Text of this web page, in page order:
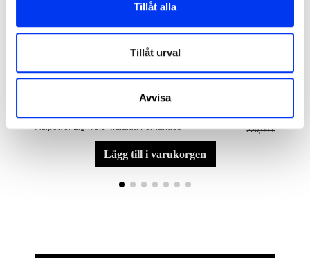
Tillåt alla
Tillåt urval
Avvisa
Padelracketar
Adipower Light 3.3 Mafalda Fernandes
121,00 €
220,00 €
lägg till i varukorgen